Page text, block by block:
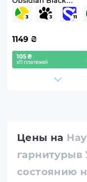
(6974316282570)
1149 ₴
105 ₴
х11 платежей
Цены на
гарнитурыв
состоянию